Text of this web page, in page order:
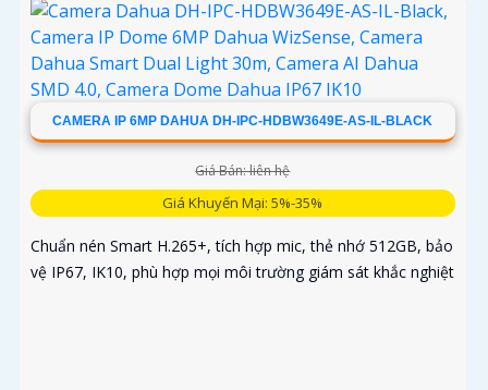
CAMERA IP 6MP DAHUA DH-IPC-HDBW3649E-AS-IL-BLACK
Giá Bán: liên hệ
Giá Khuyến Mại: 5%-35%
Chuẩn nén Smart H.265+, tích hợp mic, thẻ nhớ 512GB, bảo
vệ IP67, IK10, phù hợp mọi môi trường giám sát khắc nghiệt